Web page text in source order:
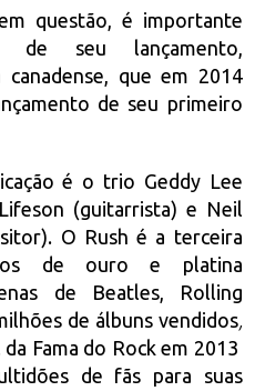
questão, é importante
de seu lançamento,
que em 2014
de seu primeiro
é o trio Geddy Lee
(guitarrista) e Neil
O Rush é a terceira
de ouro e platina
de Beatles, Rolling
de álbuns vendidos,
Fama do Rock em 2013
de fãs para suas